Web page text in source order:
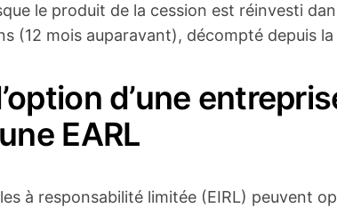
le produit de la cession est réinvesti
(12 mois auparavant), décompté depuis
d’une
EARL
à responsabilité limitée (EIRL) peuvent